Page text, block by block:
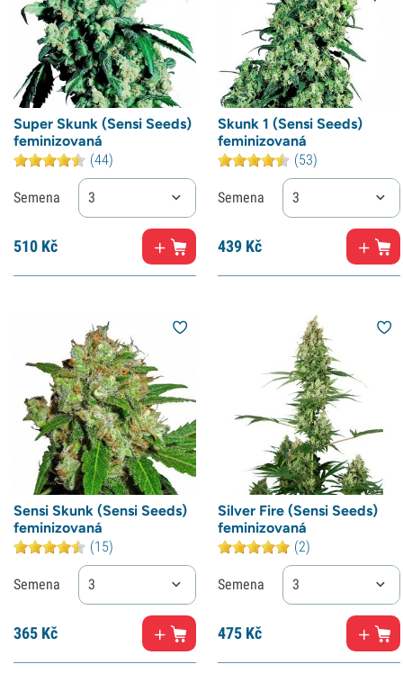
Super Skunk (Sensi Seeds)
feminizovaná
(44)
Semena 3
510 Kč
Skunk 1 (Sensi Seeds)
feminizovaná
(53)
Semena 3
439 Kč
Sensi Skunk (Sensi Seeds)
feminizovaná
(15)
Semena 3
365 Kč
Silver Fire (Sensi Seeds)
feminizovaná
(2)
Semena 3
475 Kč